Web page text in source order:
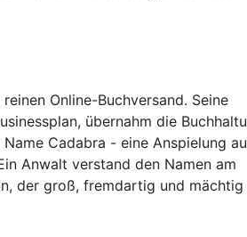
Online-Buchversand. Seine
übernahm die
Cadabra - eine Anspielung
Anwalt verstand den Namen am
der groß, fremdartig und mächtig